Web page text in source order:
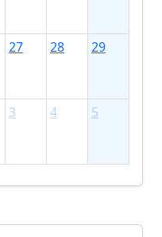
27 28 29
3 4 5